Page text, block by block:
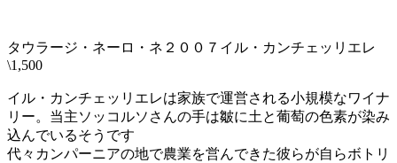
タウラージ・ネーロ・ネ２００７イル・カンチェッリエレ
\1,500
イル・カンチェッリエレは家族で運営される小規模なワイナ
リー。当主ソッコルソさんの手は皺に土と葡萄の色素が染み
込んでいるそうです
代々カンパーニアの地で農業を営んできた彼らが自らボトリ